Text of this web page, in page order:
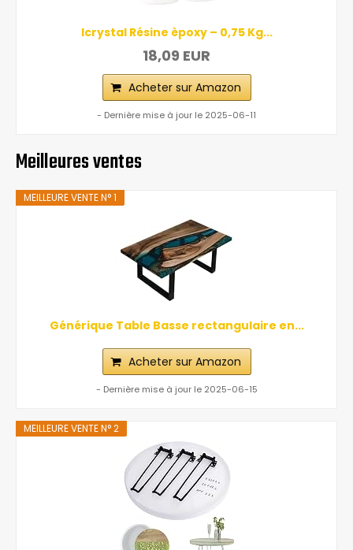
Icrystal Résine èpoxy – 0,75 Kg...
18,09 EUR
Acheter sur Amazon
- Dernière mise à jour le 2025-06-11
Meilleures ventes
MEILLEURE VENTE N° 1
Générique Table Basse rectangulaire en...
Acheter sur Amazon
- Dernière mise à jour le 2025-06-15
MEILLEURE VENTE N° 2